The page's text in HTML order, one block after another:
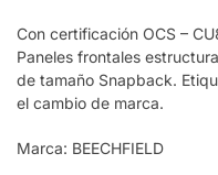
Con certificación OCS –
Paneles frontales
de tamaño Snapback.
el cambio de marca.
Marca: BEECHFIELD